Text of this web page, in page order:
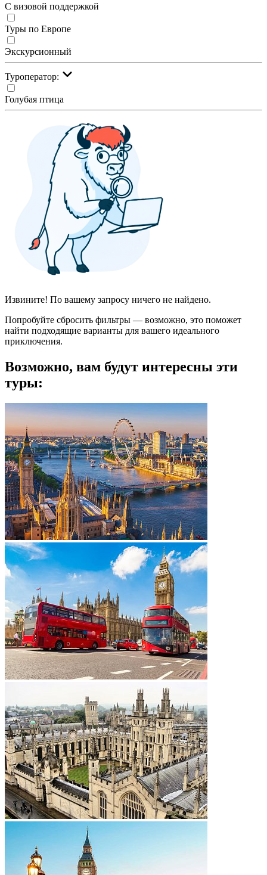
С визовой поддержкой
Туры по Европе
Экскурсионный
Туроператор:
Голубая птица
Извините! По вашему запросу ничего не найдено.
Попробуйте сбросить фильтры — возможно, это поможет
найти подходящие варианты для вашего идеального
приключения.
Возможно, вам будут интересны эти
туры: